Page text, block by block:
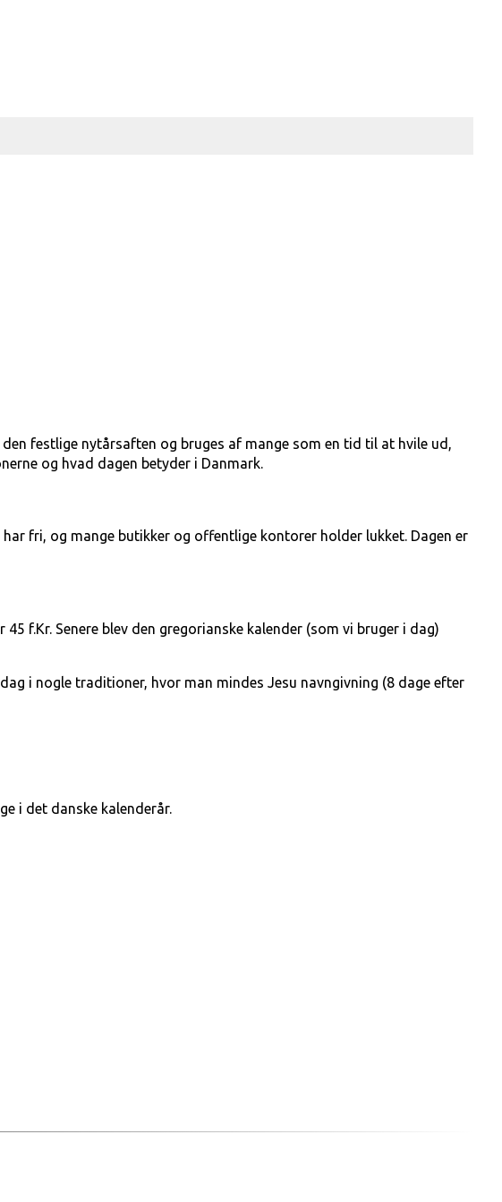
festlige nytårsaften og bruges af mange som en tid til at hvile ud,
og hvad dagen betyder i Danmark.
fri, og mange butikker og offentlige kontorer holder lukket. Dagen er
f.Kr. Senere blev den gregorianske kalender (som vi bruger i dag)
i nogle traditioner, hvor man mindes Jesu navngivning (8 dage efter
i det danske kalenderår.